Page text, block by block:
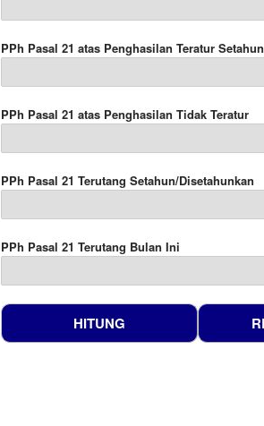
PPh Pasal 21 atas Penghasilan Teratur Setahun
PPh Pasal 21 atas Penghasilan Tidak Teratur
PPh Pasal 21 Terutang Setahun/Disetahunkan
PPh Pasal 21 Terutang Bulan Ini